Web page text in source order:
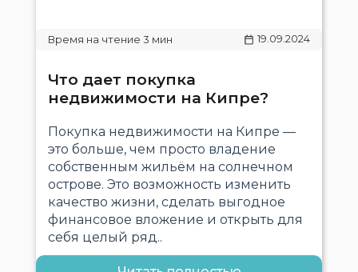
19.09.2024
Что дает покупка
недвижимости на Кипре?
Покупка недвижимости на Кипре —
это больше, чем просто владение
собственным жильём на солнечном
острове. Это возможность изменить
качество жизни, сделать выгодное
финансовое вложение и открыть для
себя целый ряд..